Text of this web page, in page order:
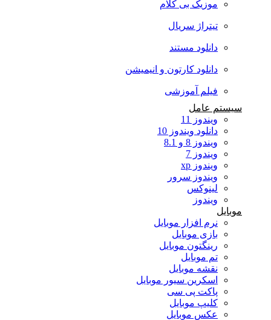
موزیک بی کلام
تیتراژ سریال
دانلود مستند
دانلود کارتون و انیمیشن
فیلم آموزشی
سیستم عامل
ویندوز 11
دانلود ویندوز 10
ویندوز 8 و 8.1
ویندوز 7
ویندوز xp
ویندوز سرور
لینوکس
ویندوز
موبایل
نرم افزار موبایل
بازی موبایل
رینگتون موبایل
تم موبایل
نقشه موبایل
اسکرین سیور موبایل
پاکت پی سی
کلیپ موبایل
عکس موبایل